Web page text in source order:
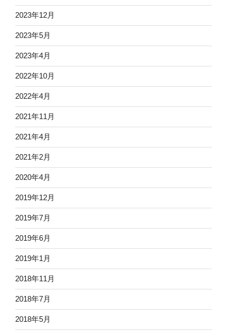
2023年12月
2023年5月
2023年4月
2022年10月
2022年4月
2021年11月
2021年4月
2021年2月
2020年4月
2019年12月
2019年7月
2019年6月
2019年1月
2018年11月
2018年7月
2018年5月